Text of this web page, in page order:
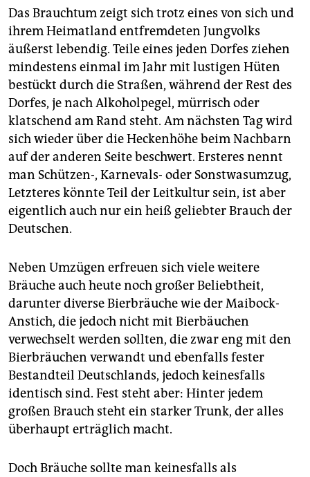
Das Brauchtum zeigt sich trotz eines von sich und
ihrem Heimatland entfremdeten Jungvolks
äußerst lebendig. Teile eines jeden Dorfes ziehen
mindestens einmal im Jahr mit lustigen Hüten
bestückt durch die Straßen, während der Rest des
Dorfes, je nach Alkoholpegel, mürrisch oder
klatschend am Rand steht. Am nächsten Tag wird
sich wieder über die Heckenhöhe beim Nachbarn
auf der anderen Seite beschwert. Ersteres nennt
man Schützen-, Karnevals- oder Sonstwasumzug,
Letzteres könnte Teil der Leitkultur sein, ist aber
eigentlich auch nur ein heiß geliebter Brauch der
Deutschen.
Neben Umzügen erfreuen sich viele weitere
Bräuche auch heute noch großer Beliebtheit,
darunter diverse Bierbräuche wie der Maibock-
Anstich, die jedoch nicht mit Bierbäuchen
verwechselt werden sollten, die zwar eng mit den
Bierbräuchen verwandt und ebenfalls fester
Bestandteil Deutschlands, jedoch keinesfalls
identisch sind. Fest steht aber: Hinter jedem
großen Brauch steht ein starker Trunk, der alles
überhaupt erträglich macht.
Doch Bräuche sollte man keinesfalls als